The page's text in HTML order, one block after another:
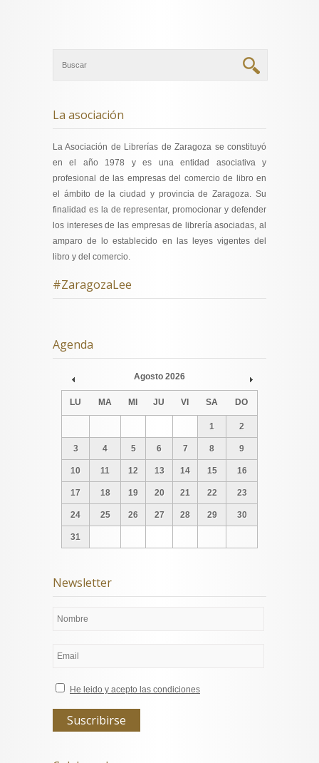
La asociación
La Asociación de Librerías de Zaragoza se constituyó
en el año 1978 y es una entidad asociativa y
profesional de las empresas del comercio de libro en
el ámbito de la ciudad y provincia de Zaragoza. Su
finalidad es la de representar, promocionar y defender
los intereses de las empresas de librería asociadas, al
amparo de lo establecido en las leyes vigentes del
libro y del comercio.
#ZaragozaLee
Agenda
Agosto 2026
LU MA MI JU VI SA DO
1 2
3 4 5 6 7 8 9
10 11 12 13 14 15 16
17 18 19 20 21 22 23
24 25 26 27 28 29 30
31
Newsletter
He leido y acepto las condiciones